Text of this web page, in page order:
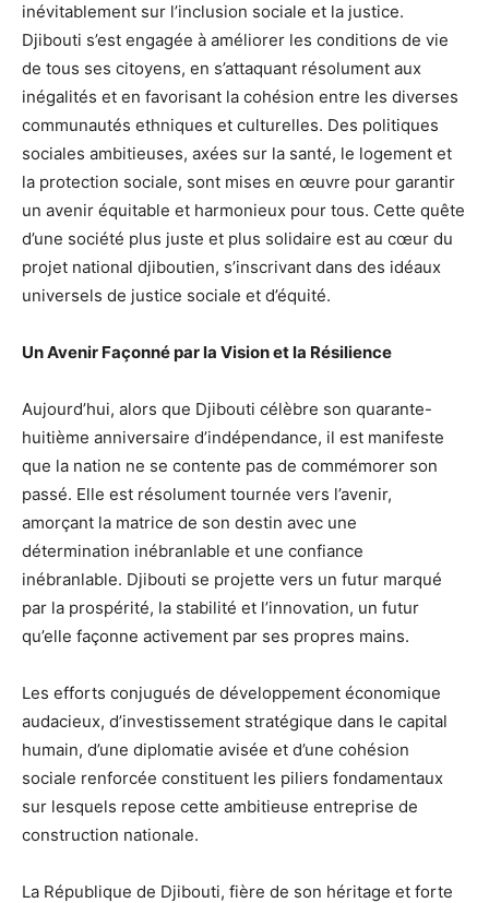
inévitablement sur l’inclusion sociale et la justice.
Djibouti s’est engagée à améliorer les conditions de vie
de tous ses citoyens, en s’attaquant résolument aux
inégalités et en favorisant la cohésion entre les diverses
communautés ethniques et culturelles. Des politiques
sociales ambitieuses, axées sur la santé, le logement et
la protection sociale, sont mises en œuvre pour garantir
un avenir équitable et harmonieux pour tous. Cette quête
d’une société plus juste et plus solidaire est au cœur du
projet national djiboutien, s’inscrivant dans des idéaux
universels de justice sociale et d’équité.
Un Avenir Façonné par la Vision et la Résilience
Aujourd’hui, alors que Djibouti célèbre son quarante-
huitième anniversaire d’indépendance, il est manifeste
que la nation ne se contente pas de commémorer son
passé. Elle est résolument tournée vers l’avenir,
amorçant la matrice de son destin avec une
détermination inébranlable et une confiance
inébranlable. Djibouti se projette vers un futur marqué
par la prospérité, la stabilité et l’innovation, un futur
qu’elle façonne activement par ses propres mains.
Les efforts conjugués de développement économique
audacieux, d’investissement stratégique dans le capital
humain, d’une diplomatie avisée et d’une cohésion
sociale renforcée constituent les piliers fondamentaux
sur lesquels repose cette ambitieuse entreprise de
construction nationale.
La République de Djibouti, fière de son héritage et forte